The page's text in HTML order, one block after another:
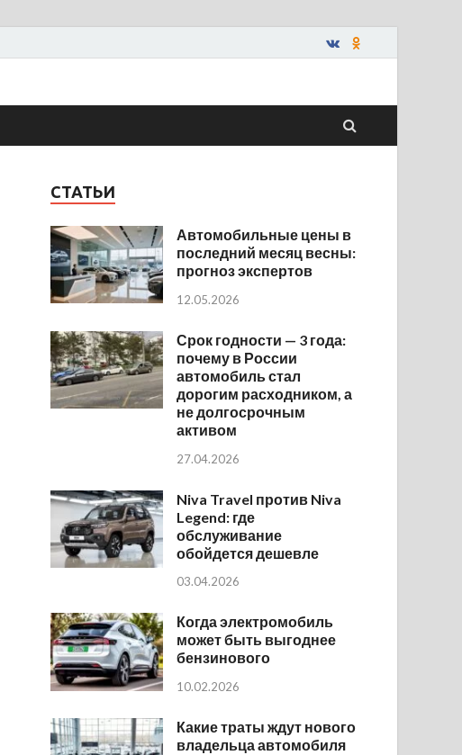
СТАТЬИ
Автомобильные цены в
последний месяц весны:
прогноз экспертов
12.05.2026
Срок годности — 3 года:
почему в России
автомобиль стал
дорогим расходником, а
не долгосрочным
активом
27.04.2026
Niva Travel против Niva
Legend: где
обслуживание
обойдется дешевле
03.04.2026
Когда электромобиль
может быть выгоднее
бензинового
10.02.2026
Какие траты ждут нового
владельца автомобиля